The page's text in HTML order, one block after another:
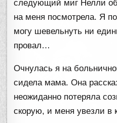
следующий миг Нелли
на меня посмотрела. Я
могу шевельнуть ни
провал…
Очнулась я на
сидела мама. Она
неожиданно потеряла
скорую, и меня увезли в